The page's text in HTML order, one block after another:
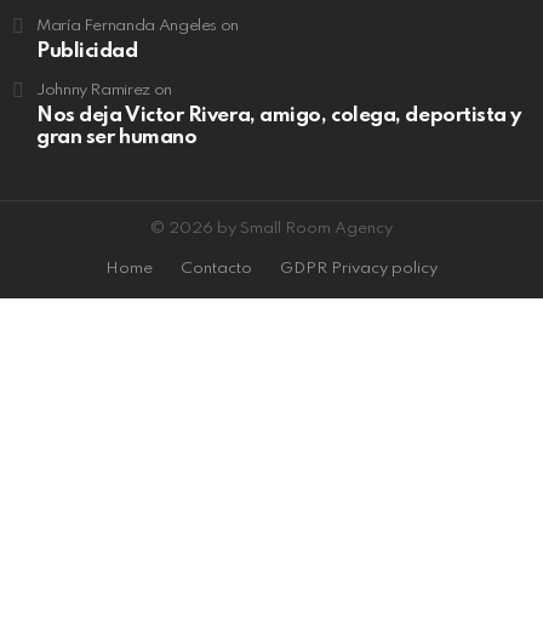
María Fernanda Angeles on
Publicidad
Johnny Ramirezon
Nos deja Victor Rivera, amigo, colega, deportista y
gran ser humano
© 2026 by Small Room Agency
Home Contacto GDPR Privacy policy